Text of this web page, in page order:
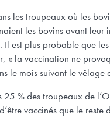
les troupeaux où les
les bovins avant
Il est plus probable que
la vaccination ne
le mois suivant le vêlage
% des troupeaux de
vaccinés que le